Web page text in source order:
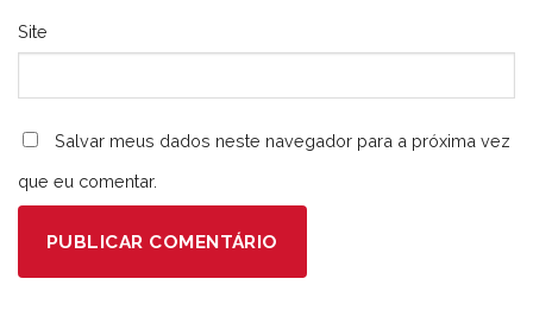
Site
Salvar meus dados neste navegador para a próxima vez
que eu comentar.